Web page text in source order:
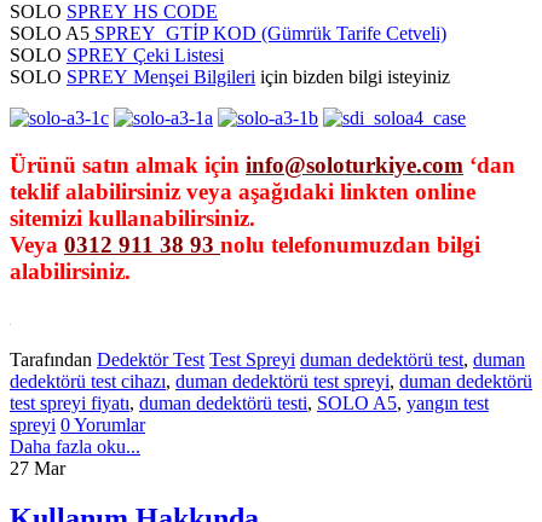
SOLO SPREY HS CODE
SOLO A5 SPREY GTİP KOD (Gümrük Tarife Cetveli)
SOLO SPREY Çeki Listesi
SOLO SPREY Menşei Bilgileri için bizden bilgi isteyiniz
Ürünü satın almak için info@soloturkiye.com ‘dan
teklif alabilirsiniz veya aşağıdaki linkten online
sitemizi kullanabilirsiniz.
Veya 0312 911 38 93 nolu telefonumuzdan bilgi
alabilirsiniz.
Tarafından Dedektör Test Test Spreyi duman dedektörü test, duman
dedektörü test cihazı, duman dedektörü test spreyi, duman dedektörü
test spreyi fiyatı, duman dedektörü testi, SOLO A5, yangın test
spreyi 0 Yorumlar
Daha fazla oku...
27 Mar